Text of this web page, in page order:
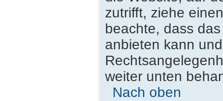
zutrifft, ziehe
beachte, dass
anbieten kann
weiter unten
Nach oben